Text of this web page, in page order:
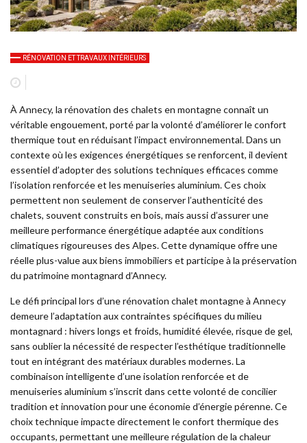
RÉNOVATION ET TRAVAUX INTÉRIEURS
À Annecy, la rénovation des chalets en montagne connaît un
véritable engouement, porté par la volonté d’améliorer le confort
thermique tout en réduisant l’impact environnemental. Dans un
contexte où les exigences énergétiques se renforcent, il devient
essentiel d’adopter des solutions techniques efficaces comme
l’isolation renforcée et les menuiseries aluminium. Ces choix
permettent non seulement de conserver l’authenticité des
chalets, souvent construits en bois, mais aussi d’assurer une
meilleure performance énergétique adaptée aux conditions
climatiques rigoureuses des Alpes. Cette dynamique offre une
réelle plus-value aux biens immobiliers et participe à la préservation
du patrimoine montagnard d’Annecy.
Le défi principal lors d’une rénovation chalet montagne à Annecy
demeure l’adaptation aux contraintes spécifiques du milieu
montagnard : hivers longs et froids, humidité élevée, risque de gel,
sans oublier la nécessité de respecter l’esthétique traditionnelle
tout en intégrant des matériaux durables modernes. La
combinaison intelligente d’une isolation renforcée et de
menuiseries aluminium s’inscrit dans cette volonté de concilier
tradition et innovation pour une économie d’énergie pérenne. Ce
choix technique impacte directement le confort thermique des
occupants, permettant une meilleure régulation de la chaleur